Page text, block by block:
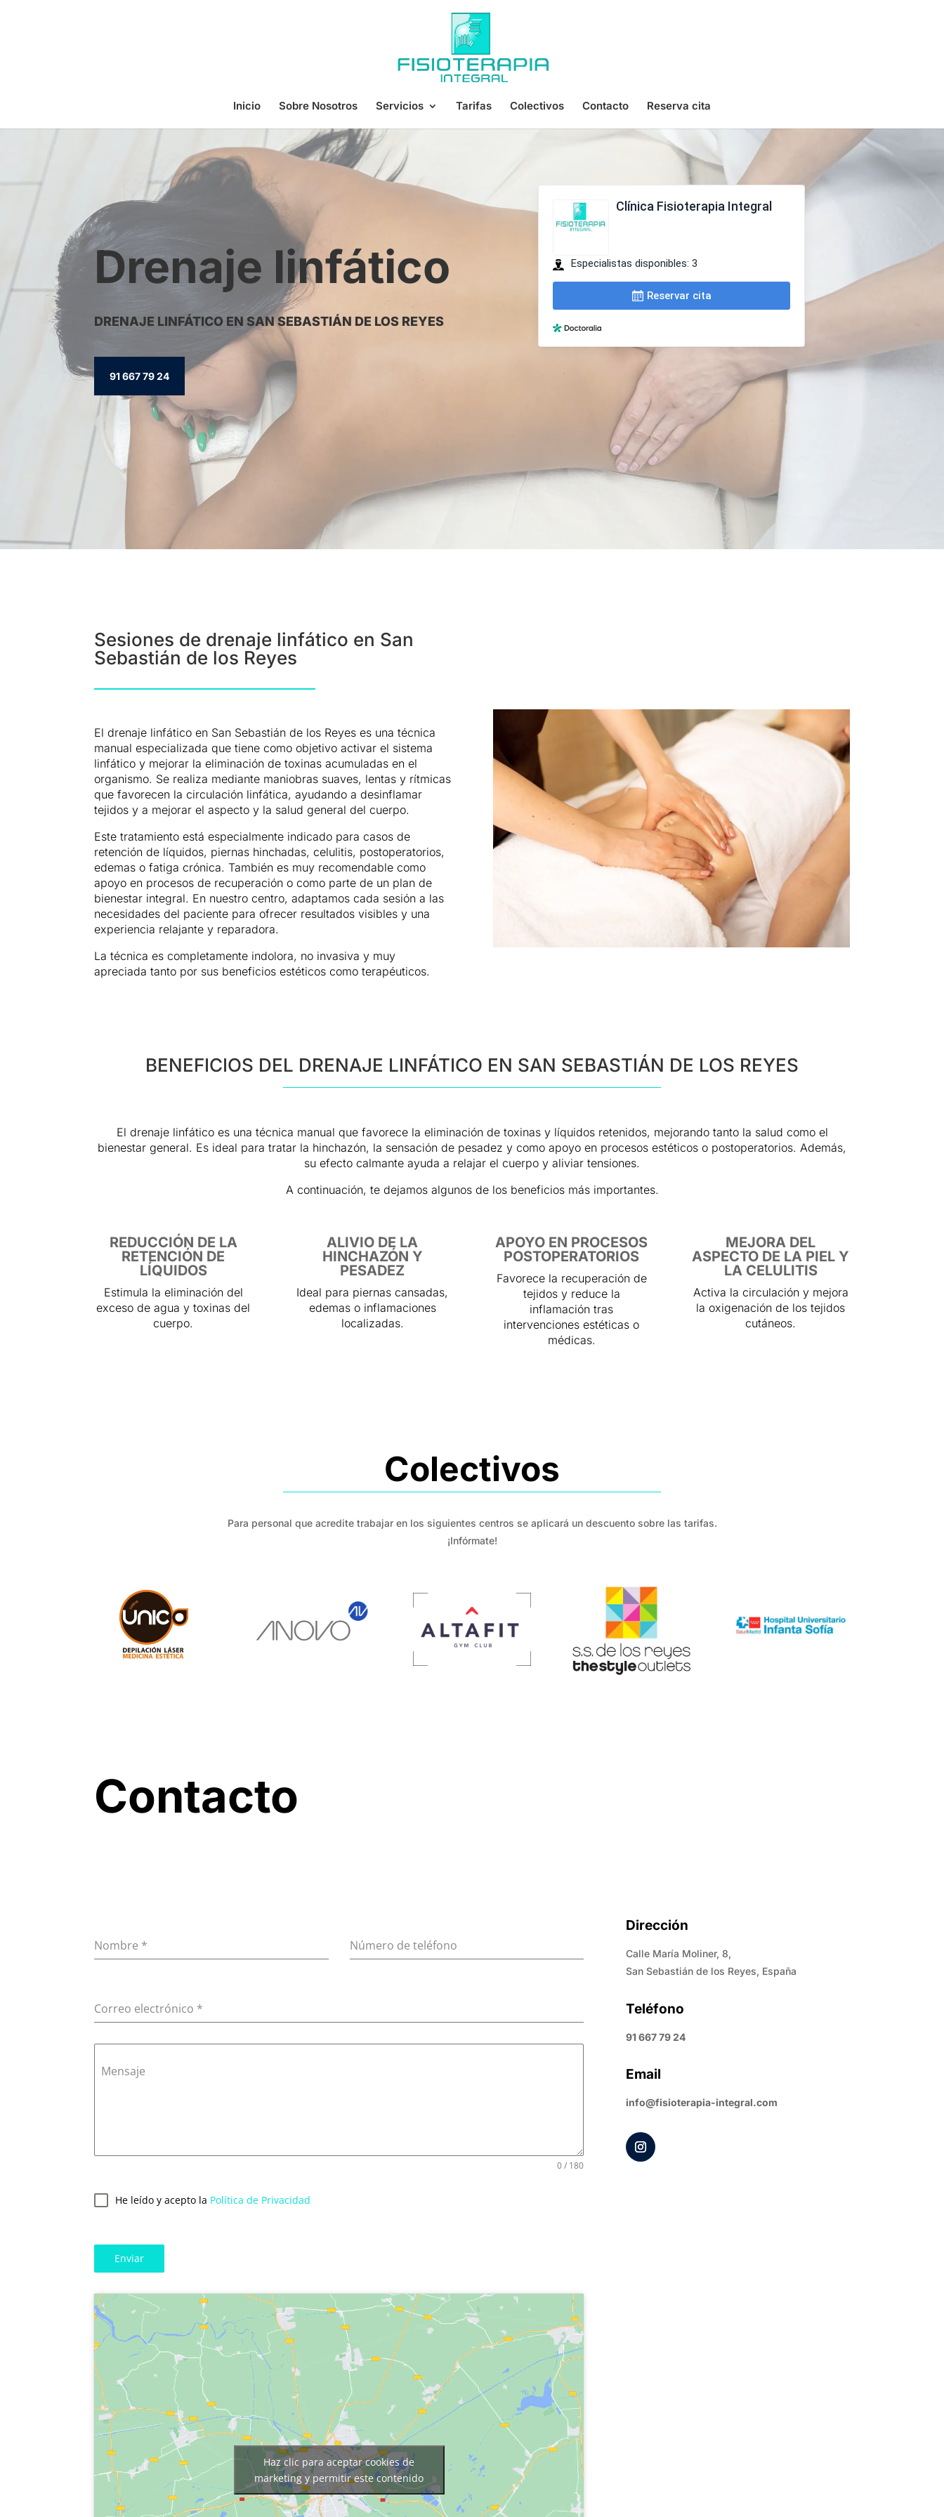
Inicio Sobre Nosotros Servicios Tarifas Colectivos Contacto Reserva cita
Drenaje linfático
DRENAJE LINFÁTICO EN SAN SEBASTIÁN DE LOS REYES
91 667 79 24
Sesiones de drenaje linfático en San
Sebastián de los Reyes
El drenaje linfático en San Sebastián de los Reyes es una técnica
manual especializada que tiene como objetivo activar el sistema
linfático y mejorar la eliminación de toxinas acumuladas en el
organismo. Se realiza mediante maniobras suaves, lentas y rítmicas
que favorecen la circulación linfática, ayudando a desinflamar
tejidos y a mejorar el aspecto y la salud general del cuerpo.
Este tratamiento está especialmente indicado para casos de
retención de líquidos, piernas hinchadas, celulitis, postoperatorios,
edemas o fatiga crónica. También es muy recomendable como
apoyo en procesos de recuperación o como parte de un plan de
bienestar integral. En nuestro centro, adaptamos cada sesión a las
necesidades del paciente para ofrecer resultados visibles y una
experiencia relajante y reparadora.
La técnica es completamente indolora, no invasiva y muy
apreciada tanto por sus beneficios estéticos como terapéuticos.
BENEFICIOS DEL DRENAJE LINFÁTICO EN SAN SEBASTIÁN DE LOS REYES
El drenaje linfático es una técnica manual que favorece la eliminación de toxinas y líquidos retenidos, mejorando tanto la salud como el
bienestar general. Es ideal para tratar la hinchazón, la sensación de pesadez y como apoyo en procesos estéticos o postoperatorios. Además,
su efecto calmante ayuda a relajar el cuerpo y aliviar tensiones.
A continuación, te dejamos algunos de los beneficios más importantes.
REDUCCIÓN DE LA
RETENCIÓN DE
LÍQUIDOS
Estimula la eliminación del
exceso de agua y toxinas del
cuerpo.
ALIVIO DE LA
HINCHAZÓN Y
PESADEZ
Ideal para piernas cansadas,
edemas o inflamaciones
localizadas.
APOYO EN PROCESOS
POSTOPERATORIOS
Favorece la recuperación de
tejidos y reduce la
inflamación tras
intervenciones estéticas o
médicas.
MEJORA DEL
ASPECTO DE LA PIEL Y
LA CELULITIS
Activa la circulación y mejora
la oxigenación de los tejidos
cutáneos.
Colectivos
Para personal que acredite trabajar en los siguientes centros se aplicará un descuento sobre las tarifas.
¡Infórmate!
Contacto
Nombre * Número de teléfono
Correo electrónico *
Mensaje
0 / 180
He leído y acepto la Política de Privacidad
Enviar
Haz clic para aceptar cookies de
marketing y permitir este contenido
Dirección
Calle María Moliner, 8,
San Sebastián de los Reyes, España
Teléfono
91 667 79 24
Email
info@fisioterapia-integral.com